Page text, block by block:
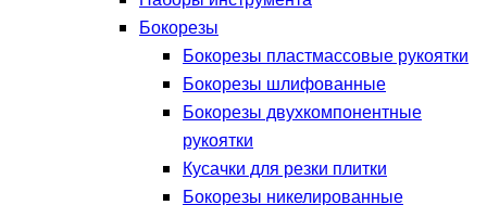
Бокорезы
Бокорезы пластмассовые рукоятки
Бокорезы шлифованные
Бокорезы двухкомпонентные
рукоятки
Кусачки для резки плитки
Бокорезы никелированные